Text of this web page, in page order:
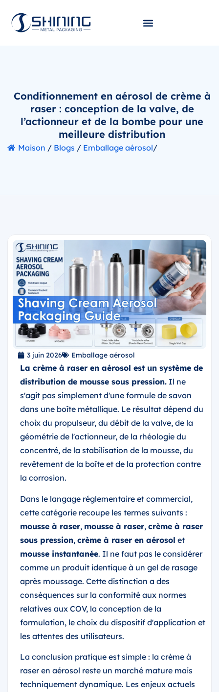
Conditionnement en aérosol de crème à
raser : conception de la valve, de
l’actionneur et de la bombe pour une
meilleure distribution
Maison / Blogs / Emballage aérosol/
3 juin 2026 Emballage aérosol
La crème à raser en aérosol est un système de
distribution de mousse sous pression. Il ne
s'agit pas simplement d'une formule de savon
dans une boîte métallique. Le résultat dépend du
choix du propulseur, du débit de la valve, de la
géométrie de l'actionneur, de la rhéologie du
concentré, de la stabilisation de la mousse, du
revêtement de la boîte et de la protection contre
la corrosion.
Dans le langage réglementaire et commercial,
cette catégorie recoupe les termes suivants :
mousse à raser, mousse à raser, crème à raser
sous pression, crème à raser en aérosol et
mousse instantanée. Il ne faut pas le considérer
comme un produit identique à un gel de rasage
après moussage. Cette distinction a des
conséquences sur la conformité aux normes
relatives aux COV, la conception de la
formulation, le choix du dispositif d'application et
les attentes des utilisateurs.
La conclusion pratique est simple : la crème à
raser en aérosol reste un marché mature mais
techniquement dynamique. Les enjeux actuels